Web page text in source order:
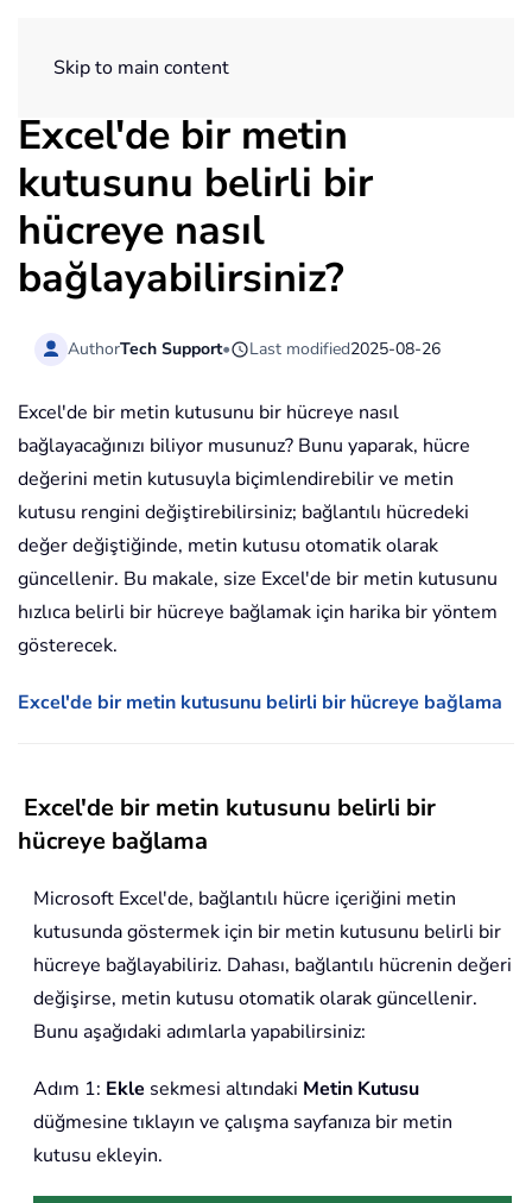
Skip to main content
Excel'de bir metin
kutusunu belirli bir
hücreye nasıl
bağlayabilirsiniz?
AuthorTech Support• Last modified2025-08-26
Excel'de bir metin kutusunu bir hücreye nasıl
bağlayacağınızı biliyor musunuz? Bunu yaparak, hücre
değerini metin kutusuyla biçimlendirebilir ve metin
kutusu rengini değiştirebilirsiniz; bağlantılı hücredeki
değer değiştiğinde, metin kutusu otomatik olarak
güncellenir. Bu makale, size Excel'de bir metin kutusunu
hızlıca belirli bir hücreye bağlamak için harika bir yöntem
gösterecek.
Excel'de bir metin kutusunu belirli bir hücreye bağlama
Excel'de bir metin kutusunu belirli bir
hücreye bağlama
Microsoft Excel'de, bağlantılı hücre içeriğini metin
kutusunda göstermek için bir metin kutusunu belirli bir
hücreye bağlayabiliriz. Dahası, bağlantılı hücrenin değeri
değişirse, metin kutusu otomatik olarak güncellenir.
Bunu aşağıdaki adımlarla yapabilirsiniz:
Adım 1: Ekle sekmesi altındaki Metin Kutusu
düğmesine tıklayın ve çalışma sayfanıza bir metin
kutusu ekleyin.